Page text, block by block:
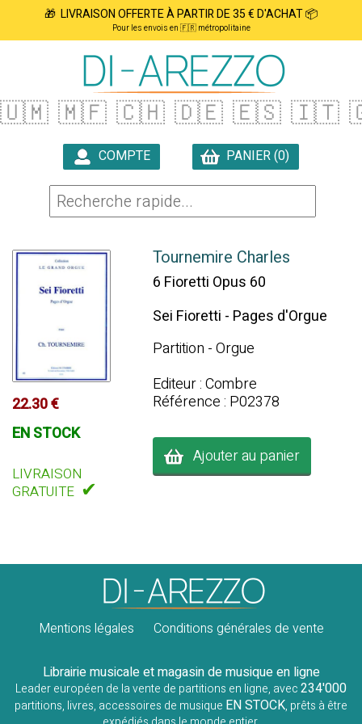
🎁 LIVRAISON OFFERTE À PARTIR DE 35 € D'ACHAT 📦
Pour les envois en 🇫🇷 métropolitaine
🇺🇲 🇲🇫 🇨🇭 🇩🇪 🇪🇸 🇮🇹
COMPTE
PANIER (0)
22.30 €
EN STOCK
LIVRAISON
GRATUITE ✔
Tournemire Charles
6 Fioretti Opus 60
Sei Fioretti - Pages d'Orgue
Partition - Orgue
Editeur : Combre
Référence : P02378
Ajouter au panier
Mentions légales Conditions générales de vente
Librairie musicale et magasin de musique en ligne
Leader européen de la vente de partitions en ligne, avec234'000
partitions, livres, accessoires de musique EN STOCK, prêts à être